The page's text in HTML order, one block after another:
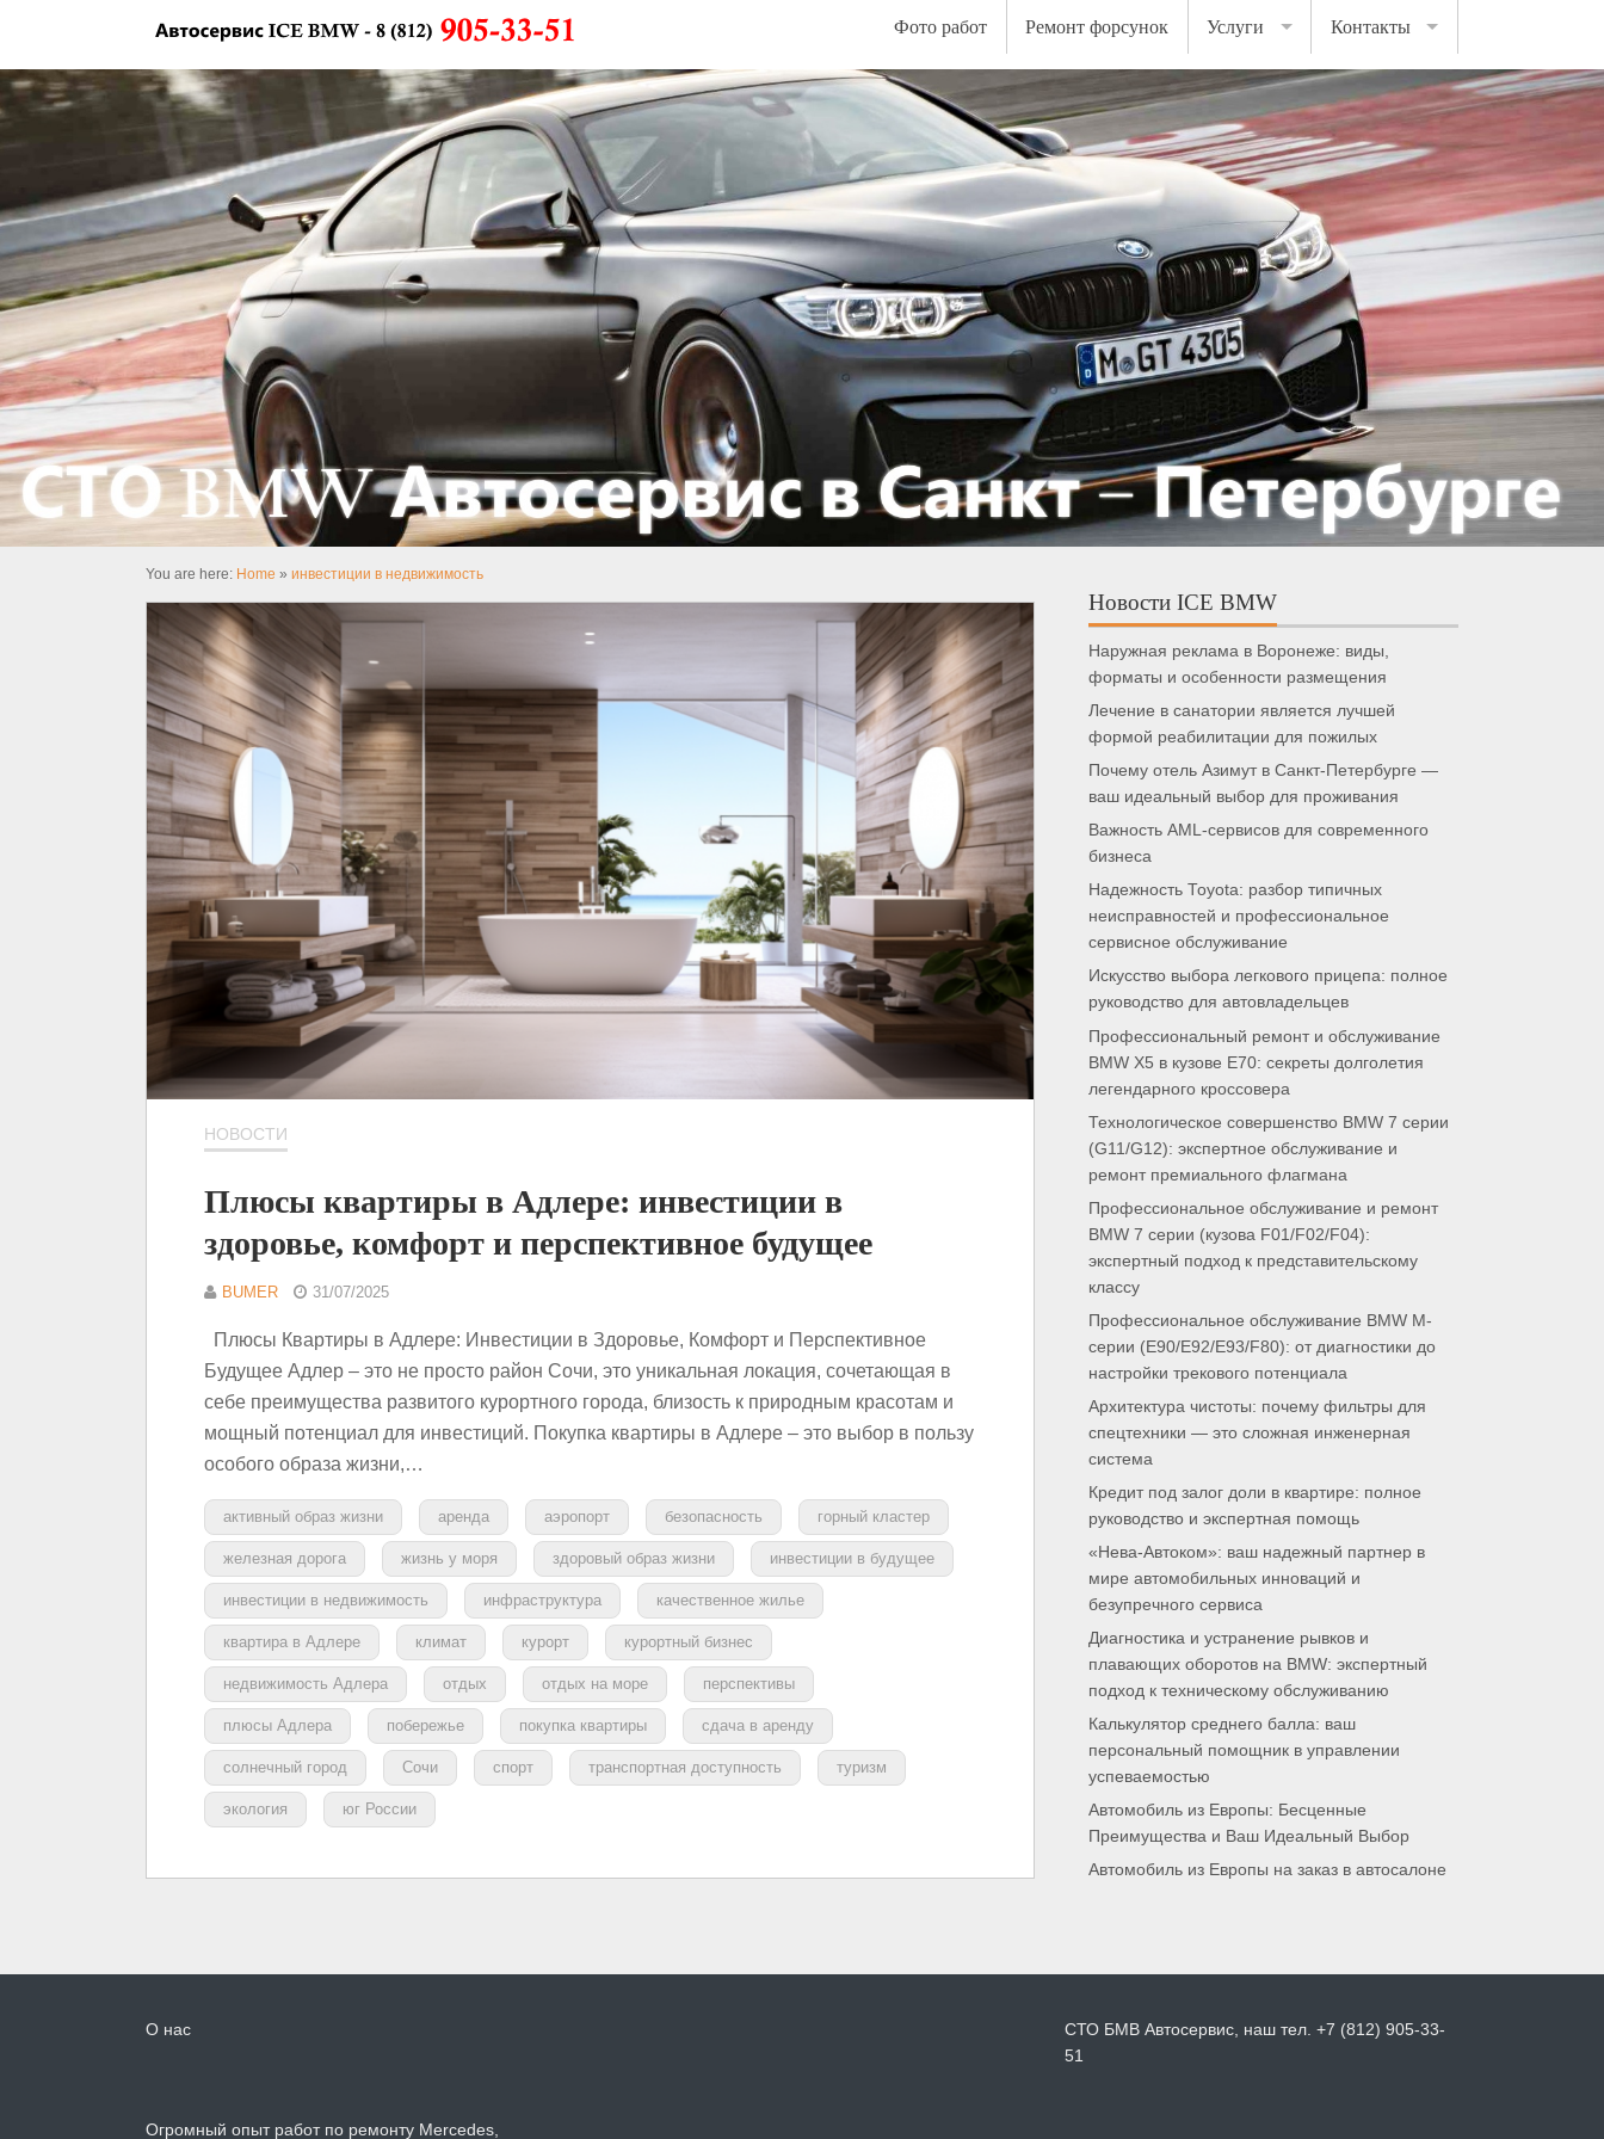
Фото работ Ремонт форсунок Услуги Контакты
You are here: Home » инвестиции в недвижимость
НОВОСТИ
Плюсы квартиры в Адлере: инвестиции в
здоровье, комфорт и перспективное будущее
BUMER 31/07/2025
Плюсы Квартиры в Адлере: Инвестиции в Здоровье, Комфорт и Перспективное
Будущее Адлер – это не просто район Сочи, это уникальная локация, сочетающая в
себе преимущества развитого курортного города, близость к природным красотам и
мощный потенциал для инвестиций. Покупка квартиры в Адлере – это выбор в пользу
особого образа жизни,…
активный образ жизни аренда аэропорт безопасность горный кластер
железная дорога жизнь у моря здоровый образ жизни инвестиции в будущее
инвестиции в недвижимость инфраструктура качественное жилье
квартира в Адлере климат курорт курортный бизнес
недвижимость Адлера отдых отдых на море перспективы
плюсы Адлера побережье покупка квартиры сдача в аренду
солнечный город Сочи спорт транспортная доступность туризм
экология юг России
Новости ICE BMW
Наружная реклама в Воронеже: виды,
форматы и особенности размещения
Лечение в санатории является лучшей
формой реабилитации для пожилых
Почему отель Азимут в Санкт-Петербурге —
ваш идеальный выбор для проживания
Важность AML-сервисов для современного
бизнеса
Надежность Toyota: разбор типичных
неисправностей и профессиональное
сервисное обслуживание
Искусство выбора легкового прицепа: полное
руководство для автовладельцев
Профессиональный ремонт и обслуживание
BMW X5 в кузове E70: секреты долголетия
легендарного кроссовера
Технологическое совершенство BMW 7 серии
(G11/G12): экспертное обслуживание и
ремонт премиального флагмана
Профессиональное обслуживание и ремонт
BMW 7 серии (кузова F01/F02/F04):
экспертный подход к представительскому
классу
Профессиональное обслуживание BMW M-
серии (E90/E92/E93/F80): от диагностики до
настройки трекового потенциала
Архитектура чистоты: почему фильтры для
спецтехники — это сложная инженерная
система
Кредит под залог доли в квартире: полное
руководство и экспертная помощь
«Нева-Автоком»: ваш надежный партнер в
мире автомобильных инноваций и
безупречного сервиса
Диагностика и устранение рывков и
плавающих оборотов на BMW: экспертный
подход к техническому обслуживанию
Калькулятор среднего балла: ваш
персональный помощник в управлении
успеваемостью
Автомобиль из Европы: Бесценные
Преимущества и Ваш Идеальный Выбор
Автомобиль из Европы на заказ в автосалоне
О нас
Огромный опыт работ по ремонту Mercedes,
СТО БМВ Автосервис, наш тел. +7 (812) 905-33-
51